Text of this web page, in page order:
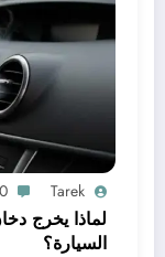
Tarek
0
لماذا يخرج
السيارة؟